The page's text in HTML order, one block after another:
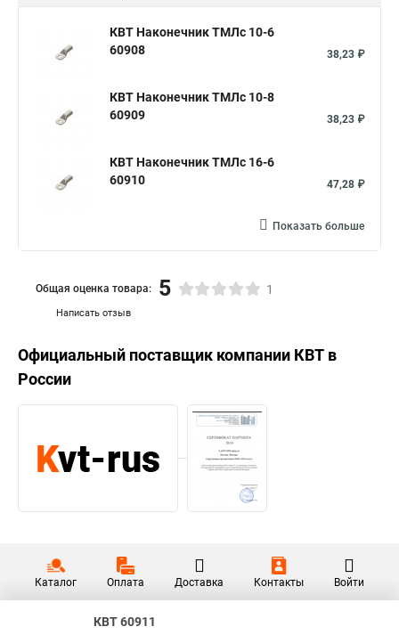
КВТ Наконечник ТМЛс 10-6
60908
38,23 ₽
КВТ Наконечник ТМЛс 10-8
60909
38,23 ₽
КВТ Наконечник ТМЛс 16-6
60910
47,28 ₽
Показать больше
Написать отзыв
Общая оценка товара: 5 1
Официальный поставщик компании КВТ в
России
Каталог Оплата Доставка Контакты Войти
КВТ 60911